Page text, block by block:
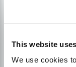
This website
We use cookies
impedisce loro
regioni del tuo